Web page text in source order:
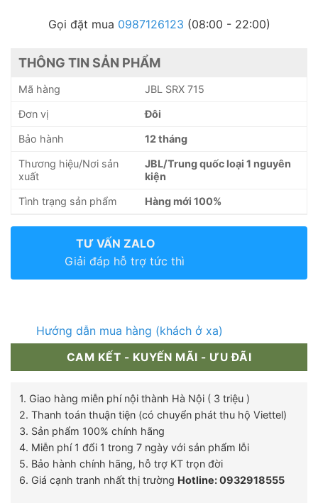
Gọi đặt mua 0987126123 (08:00 - 22:00)
THÔNG TIN SẢN PHẨM
Mã hàng JBL SRX 715
Đơn vị Đôi
Bảo hành 12 tháng
Thương hiệu/Nơi sản
xuất
JBL/Trung quốc loại 1 nguyên
kiện
Tình trạng sản phẩm Hàng mới 100%
TƯ VẤN ZALO
Giải đáp hỗ trợ tức thì
Hướng dẫn mua hàng (khách ở xa)
CAM KẾT - KUYẾN MÃI - ƯU ĐÃI
1. Giao hàng miễn phí nội thành Hà Nội ( 3 triệu )
2. Thanh toán thuận tiện (có chuyển phát thu hộ Viettel)
3. Sản phẩm 100% chính hãng
4. Miễn phí 1 đổi 1 trong 7 ngày với sản phẩm lỗi
5. Bảo hành chính hãng, hỗ trợ KT trọn đời
6. Giá cạnh tranh nhất thị trường Hotline: 0932918555